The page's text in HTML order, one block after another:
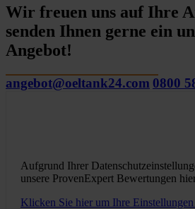
Wir freuen uns auf Ihre
senden Ihnen gerne ein
Angebot!
angebot@oeltank24.com 0800
Aufgrund Ihrer
unsere ProvenExpert Bewertungen
Klicken Sie hier um Ihre Einstellungen